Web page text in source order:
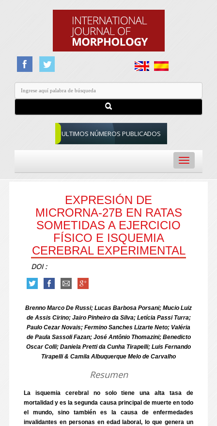
ULTIMOS NÚMEROS PUBLICADOS
Toggle
navigation
EXPRESIÓN DE
MICRORNA-27B EN RATAS
SOMETIDAS A EJERCICIO
FÍSICO E ISQUEMIA
CEREBRAL EXPERIMENTAL
DOI :
Brenno Marco De Russi; Lucas Barbosa Porsani; Mucio Luiz
de Assis Cirino; Jairo Pinheiro da Silva; Letícia Passi Turra;
Paulo Cezar Novais; Fermino Sanches Lizarte Neto; Valéria
de Paula Sassoli Fazan; José Antônio Thomazini; Benedicto
Oscar Colli; Daniela Pretti da Cunha Tirapelli; Luis Fernando
Tirapelli & Camila Albuquerque Melo de Carvalho
Resumen
La isquemia cerebral no solo tiene una alta tasa de
mortalidad y es la segunda causa principal de muerte en todo
el mundo, sino también es la causa de enfermedades
invalidantes en personas en edad laboral, lo que genera un